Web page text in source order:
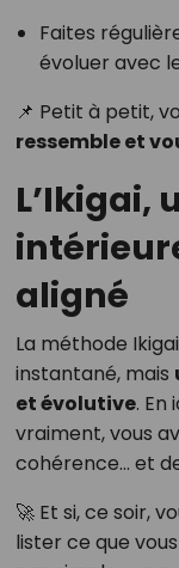
Faites
évoluer avec
📌 Petit à petit,
ressemble et
L’Ikigai,
aligné
La méthode
instantané, mais
et évolutive. En
vraiment, vous
cohérence… et
🚀 Et si, ce soir,
lister ce que